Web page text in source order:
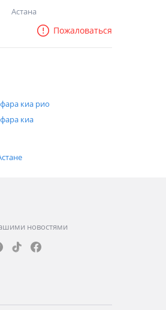
Астана
Пожаловаться
фара киа рио
фара киа
новостями